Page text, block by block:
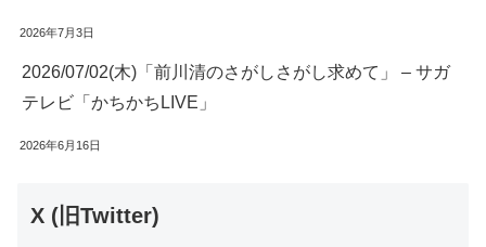
2026年7月3日
2026/07/02(木)「前川清のさがしさがし求めて」 – サガ
テレビ「かちかちLIVE」
2026年6月16日
X (旧Twitter)